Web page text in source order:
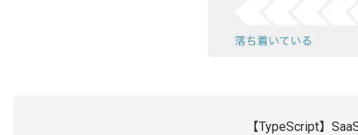
【TypeScript】